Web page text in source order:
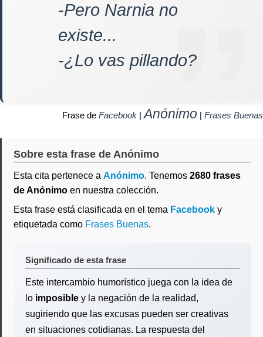
-Pero Narnia no
existe...
-¿Lo vas pillando?
Frase de Facebook |Anónimo | Frases Buenas
Sobre esta frase de Anónimo
Esta cita pertenece a Anónimo. Tenemos 2680 frases
de Anónimo en nuestra colección.
Esta frase está clasificada en el tema Facebook y
etiquetada como Frases Buenas.
Significado de esta frase
Este intercambio humorístico juega con la idea de
lo imposible y la negación de la realidad,
sugiriendo que las excusas pueden ser creativas
en situaciones cotidianas. La respuesta del